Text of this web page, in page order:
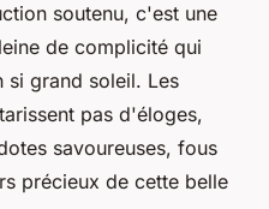
soutenu, c'est une
de complicité qui
si grand soleil. Les
pas d'éloges,
savoureuses, fous
précieux de cette belle